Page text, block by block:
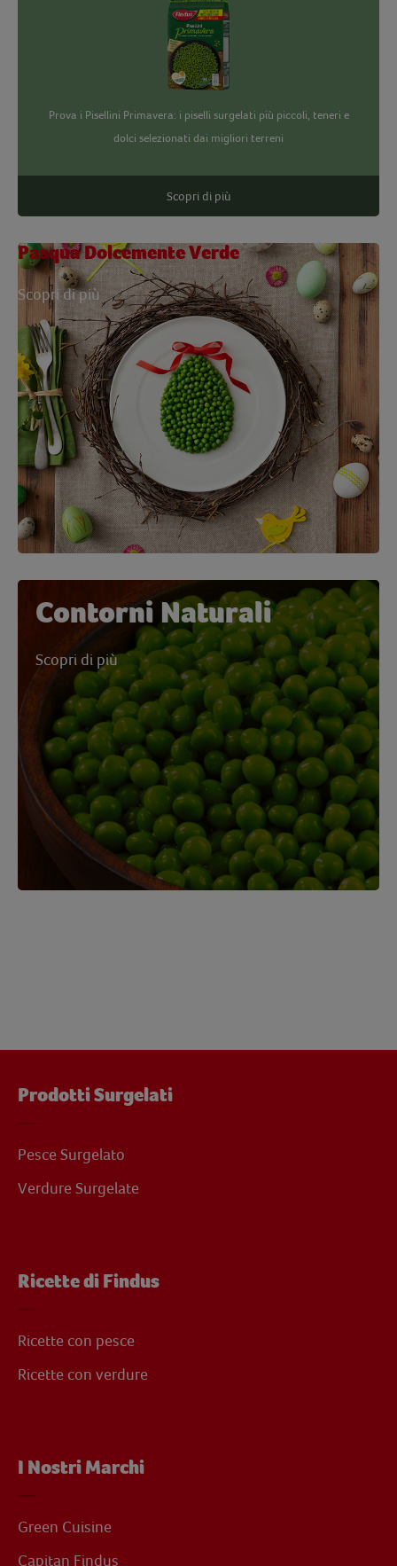
Prova i Pisellini Primavera: i piselli surgelati più piccoli, teneri e
dolci selezionati dai migliori terreni
Scopri di più
Pasqua Dolcemente Verde
Scopri di più
Contorni Naturali
Scopri di più
Prodotti Surgelati
Pesce Surgelato
Verdure Surgelate
Ricette di Findus
Ricette con pesce
Ricette con verdure
I Nostri Marchi
Green Cuisine
Capitan Findus